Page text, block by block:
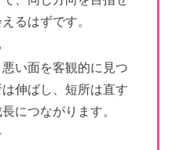
るはずです。
い面を客観的に見つ
伸ばし、短所は直す
につながります。